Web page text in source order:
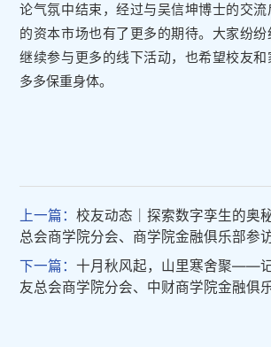
论气氛中结束，经过与吴信坤博士的交
的资本市场也有了更多的期待。大家纷
继续参与更多的线下活动，也希望校友
多多保重身体。
上一篇：校友动态｜探索数字孪生的奥
总会商学院分会、商学院金融俱乐部参
下一篇：十月秋风起，山里寒舍聚——
友总会商学院分会、中财商学院金融俱